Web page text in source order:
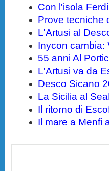
Con l'isola
Prove tecniche
L'Artusi al
Inycon cambia:
55 anni Al
L'Artusi va da
Desco Sicano
La Sicilia al
Il ritorno di
Il mare a Menfi